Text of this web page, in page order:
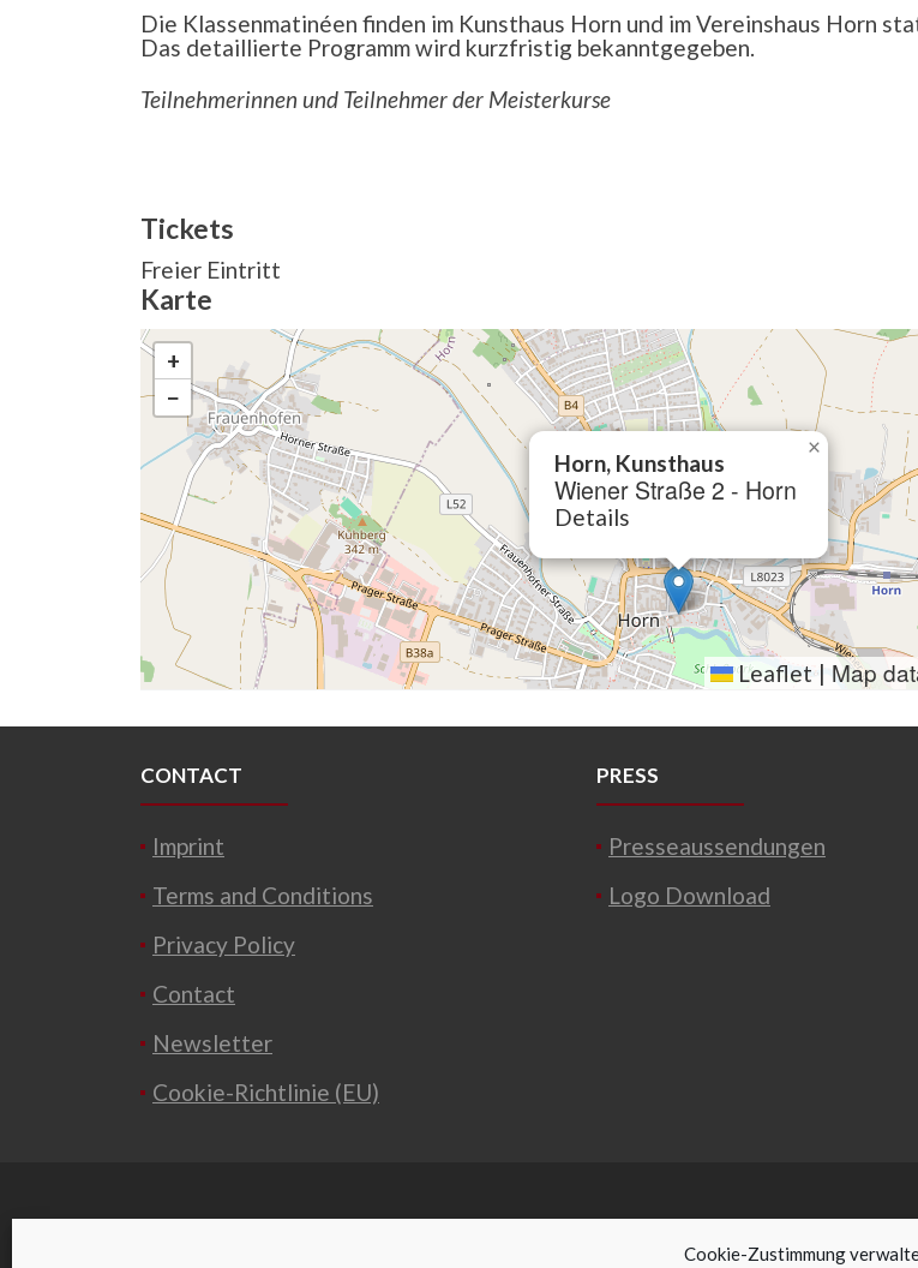
Cookie-Zustimmung
Die Klassenmatinéen finden im Kunsthaus Horn und im Vereinshaus Horn
Das detaillierte Programm wird kurzfristig bekanntgegeben.
Teilnehmerinnen und Teilnehmer der Meisterkurse
Tickets
Freier Eintritt
Karte
Horn, Kunsthaus
Wiener Straße 2 - Horn
Details
×
+
−
Leaflet | Map
CONTACT
Imprint
Terms and Conditions
Privacy Policy
Contact
Newsletter
Cookie-Richtlinie (EU)
PRESS
Presseaussendungen
Logo Download